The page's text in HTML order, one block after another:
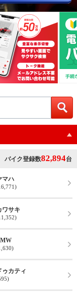
バイク登録数82,894台
マハ
ワサキ
ゥカティ